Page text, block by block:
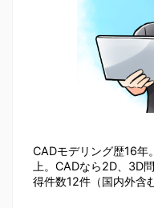
CADモデリング歴16年
上。CADなら2D、3D
得件数12件（国内外含